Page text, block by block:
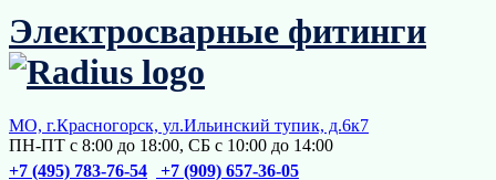
Перейти
к
содержимому
Электросварные фитинги
МО, г.Красногорск, ул.Ильинский тупик, д.6к7
ПН-ПТ с 8:00 до 18:00, СБ с 10:00 до 14:00
+7 (495) 783-76-54
+7 (909) 657-36-05